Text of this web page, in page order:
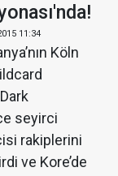
11:34
Köln
seyirci
rakiplerini
ve Kore’de